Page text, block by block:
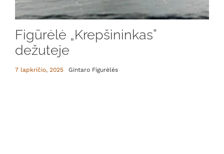
Figūrėlė „Krepšininkas”
dežuteje
7 lapkričio, 2025 Gintaro Figurėlės